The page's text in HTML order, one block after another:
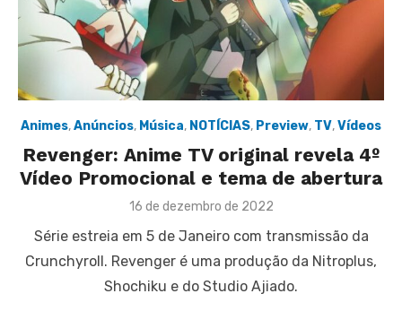
Animes,Anúncios, Música, NOTÍCIAS, Preview, TV,Vídeos
Revenger: Anime TV original revela 4º
Vídeo Promocional e tema de abertura
Posted
16 de dezembro de 2022
Série estreia em 5 de Janeiro com transmissão da
Crunchyroll. Revenger é uma produção da Nitroplus,
Shochiku e do Studio Ajiado.